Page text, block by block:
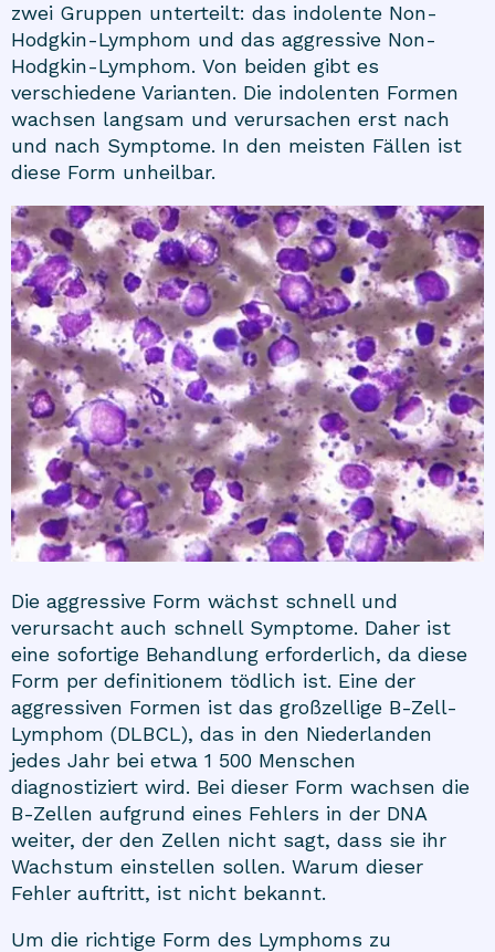
zwei Gruppen unterteilt: das indolente Non-
Hodgkin-Lymphom und das aggressive Non-
Hodgkin-Lymphom. Von beiden gibt es
verschiedene Varianten. Die indolenten Formen
wachsen langsam und verursachen erst nach
und nach Symptome. In den meisten Fällen ist
diese Form unheilbar.
Die aggressive Form wächst schnell und
verursacht auch schnell Symptome. Daher ist
eine sofortige Behandlung erforderlich, da diese
Form per definitionem tödlich ist. Eine der
aggressiven Formen ist das großzellige B-Zell-
Lymphom (DLBCL), das in den Niederlanden
jedes Jahr bei etwa 1 500 Menschen
diagnostiziert wird. Bei dieser Form wachsen die
B-Zellen aufgrund eines Fehlers in der DNA
weiter, der den Zellen nicht sagt, dass sie ihr
Wachstum einstellen sollen. Warum dieser
Fehler auftritt, ist nicht bekannt.
Um die richtige Form des Lymphoms zu